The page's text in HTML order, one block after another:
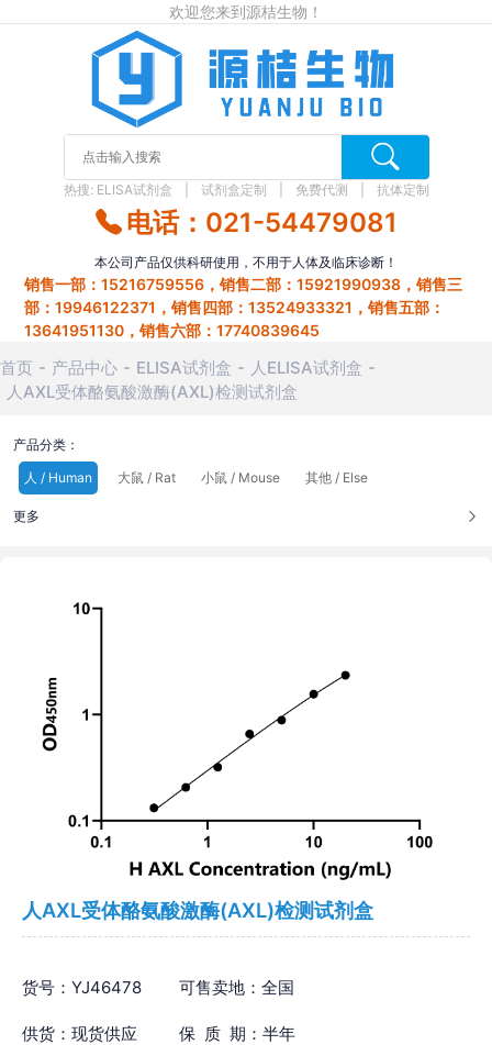
欢迎您来到源桔生物！
热搜: ELISA试剂盒 试剂盒定制 免费代测 抗体定制
电话：021-54479081
本公司产品仅供科研使用，不用于人体及临床诊断！
销售一部：15216759556，销售二部：15921990938，销售三
部：19946122371，销售四部：13524933321，销售五部：
13641951130，销售六部：17740839645
首页 产品中心 ELISA试剂盒
人ELISA试剂盒
人AXL受体酪氨酸激酶(AXL)检测试剂盒
产品分类：
人 / Human
大鼠 / Rat 小鼠 / Mouse 其他 / Else
更多
人AXL受体酪氨酸激酶(AXL)检测试剂盒
货号：YJ46478 可售卖地：全国
供货：现货供应 保 质 期：半年